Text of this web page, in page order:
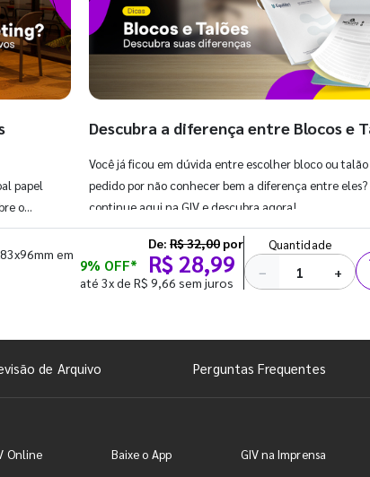
papel
o
Descubra a diferença entre Blocos e
Você já ficou em dúvida entre escolher bloco ou
pedido por não conhecer bem a diferença entre eles?
continue aqui na GIV e descubra agora!
em
9% OFF*
De: R$ 32,00 por
R$ 28,99
até 3x de R$ 9,66 sem juros
Quantidade
− +
de Arquivo Perguntas Frequentes
Online Baixe o App GIV na Imprensa